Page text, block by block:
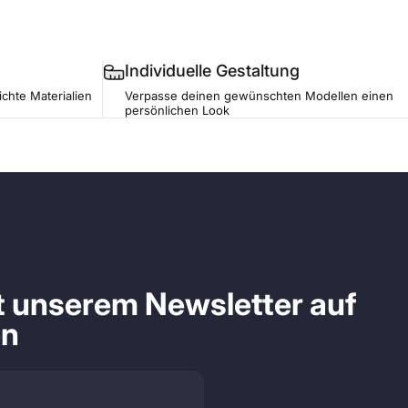
Materialien
Individuelle Gestaltung
Verpasse deinen gewünschten Modellen einen
persönlichen Look
unserem Newsletter auf